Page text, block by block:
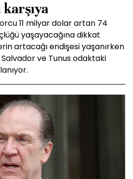
11 milyar dolar artan 74
yaşayacağına dikkat
artacağı endişesi yaşanırken
Salvador ve Tunus odaktaki